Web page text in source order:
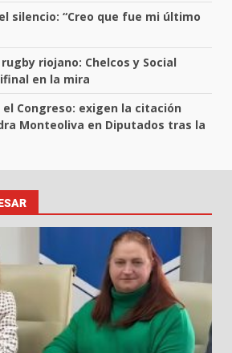
silencio: “Creo que fue mi último
riojano: Chelcos y Social
en la mira
Congreso: exigen la citación
Monteoliva en Diputados tras la